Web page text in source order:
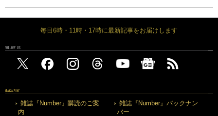
毎日6時・11時・17時に最新記事をお届けします
FOLLOW US
MAGAZINE
雑誌『Number』購読のご案
内
雑誌『Number』バックナン
バー